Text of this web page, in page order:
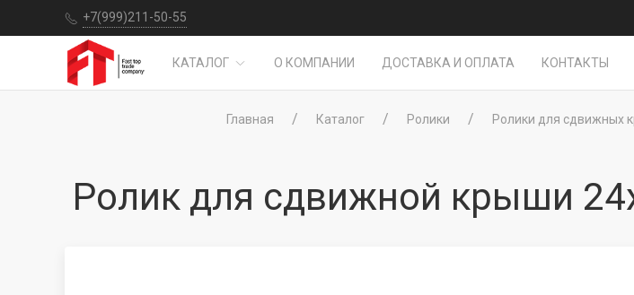
+7(999)211-50-55
КАТАЛОГ О КОМПАНИИ ДОСТАВКА И ОПЛАТА КОНТАКТЫ
Главная Каталог Ролики Ролики для сдвижных
Ролик для сдвижной крыши